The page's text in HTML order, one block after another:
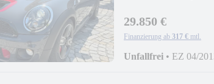
29.850 €
Finanzierung ab 317 € mtl.
Unfallfrei • EZ 04/